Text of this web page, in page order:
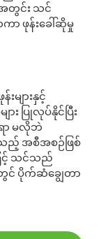
အတွင်း သင်
ဖုန်းခေါ်ဆိုမှု
များနှင့်
ား ပြုလုပ်နိုင်ပြီး
ာ မလိုဘဲ
ည့် အစီအစဉ်ဖြစ်
ြင့် သင်သည်
တွင် ပိုက်ဆံချွေတာ